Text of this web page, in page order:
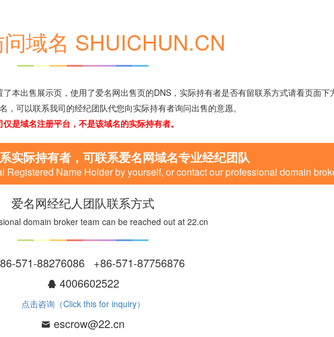
域名 SHUICHUN.CN
本出售展示页，使用了爱名网出售页的DNS，实际持有者是否有留联系方式请看页面下
，可以联系我司的经纪团队代您向实际持有者询问出售的意愿。
仅是域名注册平台，不是该域名的实际持有者。
实际持有者，可联系爱名网域名专业经纪团队
Registered Name Holder by yourself, or contact our professional domain
爱名网经纪人团队联系方式
domain broker team can be reached out at 22.cn
571-88276086 +86-571-87756876
4006602522
点击咨询（Click this for inquiry）
escrow@22.cn